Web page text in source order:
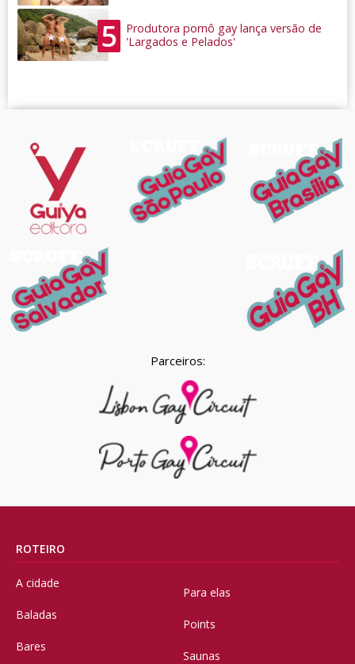
5
Produtora pornô gay lança versão de
'Largados e Pelados'
Parceiros:
ROTEIRO
A cidade
Baladas
Bares
Para elas
Points
Saunas